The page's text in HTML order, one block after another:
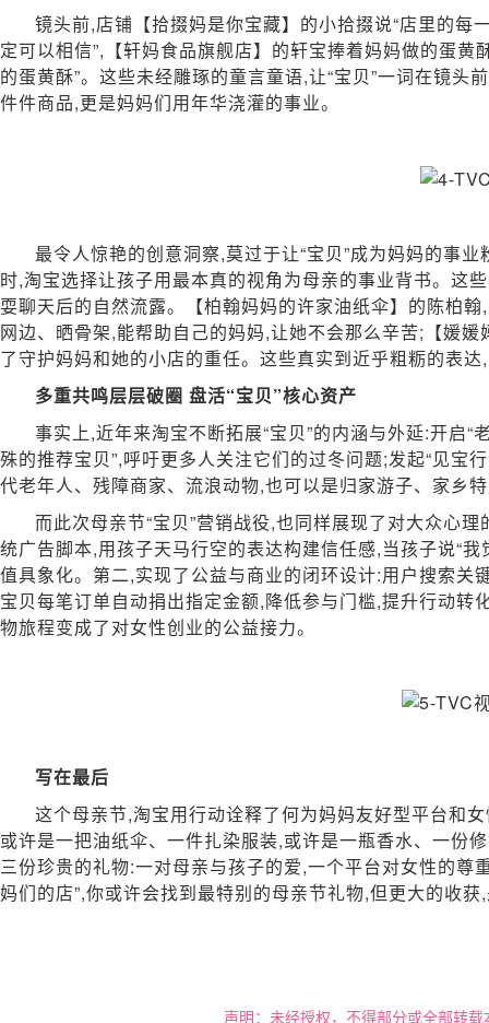
镜头前,店铺【拾掇妈是你宝藏】的小拾掇说“店里的
定可以相信”,【轩妈食品旗舰店】的轩宝捧着妈妈做的蛋
的蛋黄酥”。这些未经雕琢的童言童语,让“宝贝”一词在镜
件件商品,更是妈妈们用年华浇灌的事业。
最令人惊艳的创意洞察,莫过于让“宝贝”成为妈妈的事
时,淘宝选择让孩子用最本真的视角为母亲的事业背书。这
耍聊天后的自然流露。【柏翰妈妈的许家油纸伞】的陈柏
网边、晒骨架,能帮助自己的妈妈,让她不会那么辛苦;【媛
了守护妈妈和她的小店的重任。这些真实到近乎粗粝的表
多重共鸣层层破圈 盘活“宝贝”核心资产
事实上,近年来淘宝不断拓展“宝贝”的内涵与外延:开启
殊的推荐宝贝”,呼吁更多人关注它们的过冬问题;发起“见宝
代老年人、残障商家、流浪动物,也可以是归家游子、家
而此次母亲节“宝贝”营销战役,也同样展现了对大众心
统广告脚本,用孩子天马行空的表达构建信任感,当孩子说“
值具象化。第二,实现了公益与商业的闭环设计:用户搜索
宝贝每笔订单自动捐出指定金额,降低参与门槛,提升行动转
物旅程变成了对女性创业的公益接力。
写在最后
这个母亲节,淘宝用行动诠释了何为妈妈友好型平台和
或许是一把油纸伞、一件扎染服装,或许是一瓶香水、一份
三份珍贵的礼物:一对母亲与孩子的爱,一个平台对女性的
妈们的店”,你或许会找到最特别的母亲节礼物,但更大的收
声明：未经授权，不得部分或全部转